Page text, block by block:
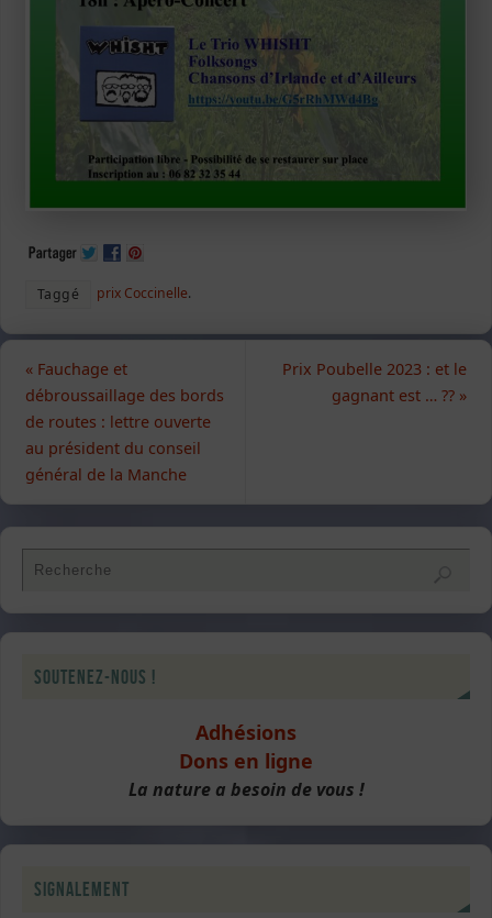
Taggé prix Coccinelle.
«Fauchage et
débroussaillage des bords
de routes : lettre ouverte
au président du conseil
général de la Manche
Prix Poubelle 2023 : et le
gagnant est … ?? »
Soutenez-nous !
Adhésions
Dons en ligne
La nature a besoin de vous !
Signalement